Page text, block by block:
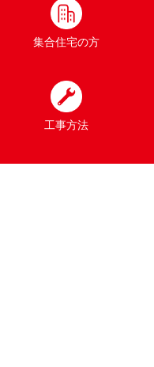
集合住宅の方
工事方法